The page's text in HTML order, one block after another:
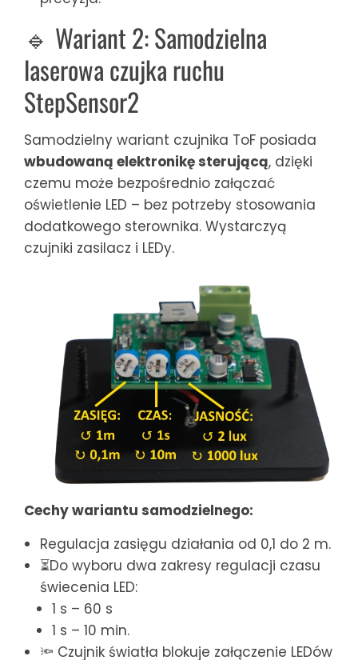
🔹 Wariant 2: Samodzielna
laserowa czujka ruchu
StepSensor2
Samodzielny wariant czujnika ToF posiada
wbudowaną elektronikę sterującą, dzięki
czemu może bezpośrednio załączać
oświetlenie LED – bez potrzeby stosowania
dodatkowego sterownika. Wystarczyą
czujniki zasilacz i LEDy.
Cechy wariantu samodzielnego:
Regulacja zasięgu działania od 0,1 do 2 m.
⏳Do wyboru dwa zakresy regulacji czasu
świecenia LED:
1 s – 60 s
1 s – 10 min.
🔦 Czujnik światła blokuje załączenie LEDów